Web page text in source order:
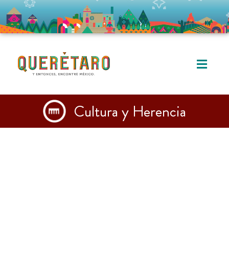
Cultura y Herencia